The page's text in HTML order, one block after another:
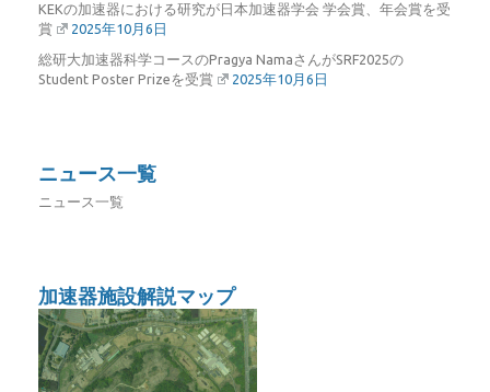
KEKの加速器における研究が日本加速器学会 学会賞、年会賞を受
賞
2025年10月6日
総研大加速器科学コースのPragya NamaさんがSRF2025の
Student Poster Prizeを受賞
2025年10月6日
ニュース一覧
ニュース一覧
加速器施設解説マップ